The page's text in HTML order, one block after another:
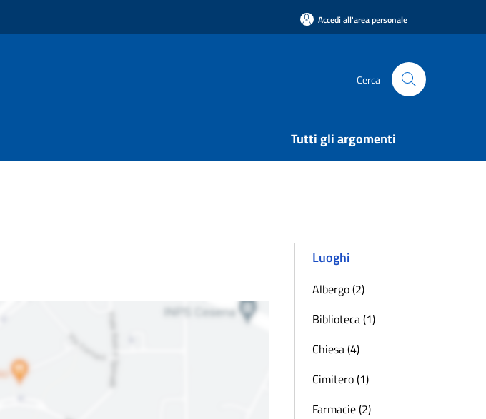
Accedi all'area personale
Cerca
Tutti gli argomenti
Luoghi
Albergo (2)
Biblioteca (1)
Chiesa (4)
Cimitero (1)
Farmacie (2)